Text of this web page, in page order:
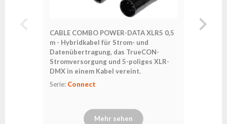
CABLE COMBO POWER-DATA XLR5 0,5
m - Hybridkabel für Strom- und
Datenübertragung, das TrueCON-
Stromversorgung und 5-poliges XLR-
DMX in einem Kabel vereint.
Serie: Connect
Mehr sehen
CABLE